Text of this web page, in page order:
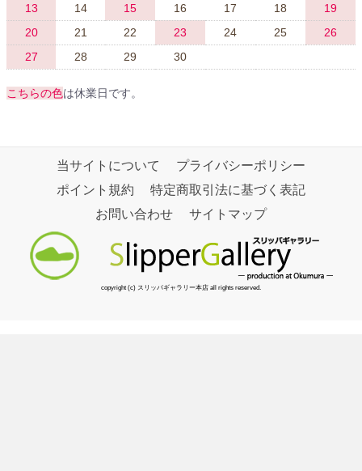
13
14 15 16 17 18
19
20
21 22 23 24 25
26
27
28 29 30
こちらの色は休業日です。
当サイトについて
プライバシーポリシー
ポイント規約
特定商取引法に基づく表記
お問い合わせ
サイトマップ
copyright (c) スリッパギャラリー本店 all rights reserved.